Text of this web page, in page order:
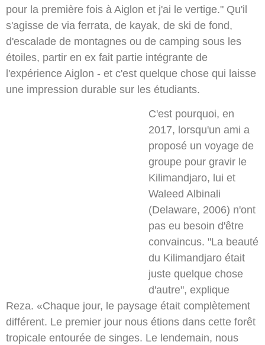
pour la première fois à Aiglon et j'ai le vertige." Qu'il
s'agisse de via ferrata, de kayak, de ski de fond,
d'escalade de montagnes ou de camping sous les
étoiles, partir en ex fait partie intégrante de
l'expérience Aiglon - et c'est quelque chose qui laisse
une impression durable sur les étudiants.
C'est pourquoi, en
2017, lorsqu'un ami a
proposé un voyage de
groupe pour gravir le
Kilimandjaro, lui et
Waleed Albinali
(Delaware, 2006) n'ont
pas eu besoin d'être
convaincus. "La beauté
du Kilimandjaro était
juste quelque chose
d'autre", explique
Reza. «Chaque jour, le paysage était complètement
différent. Le premier jour nous étions dans cette forêt
tropicale entourée de singes. Le lendemain, nous